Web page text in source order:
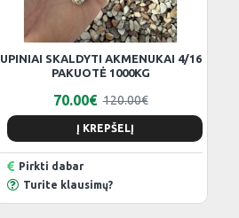
UPINIAI SKALDYTI AKMENUKAI 4/16
PAKUOTĖ 1000KG
70.00€ 120.00€
Į KREPŠELĮ
Pirkti dabar
Turite klausimų?